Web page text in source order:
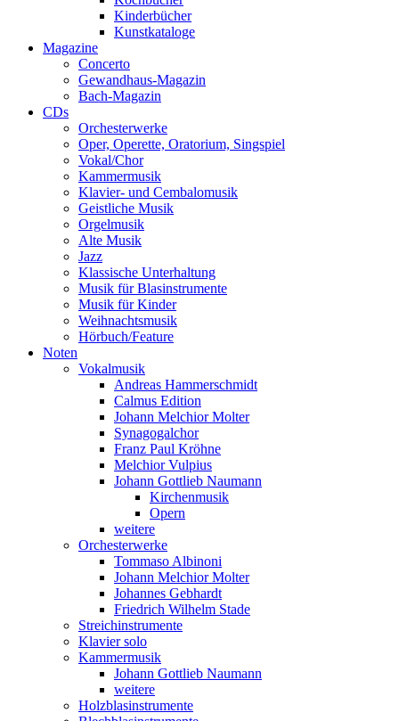
Kinderbücher
Kunstkataloge
Magazine
Concerto
Gewandhaus-Magazin
Bach-Magazin
CDs
Orchesterwerke
Oper, Operette, Oratorium, Singspiel
Vokal/Chor
Kammermusik
Klavier- und Cembalomusik
Geistliche Musik
Orgelmusik
Alte Musik
Jazz
Klassische Unterhaltung
Musik für Blasinstrumente
Musik für Kinder
Weihnachtsmusik
Hörbuch/Feature
Noten
Vokalmusik
Andreas Hammerschmidt
Calmus Edition
Johann Melchior Molter
Synagogalchor
Franz Paul Kröhne
Melchior Vulpius
Johann Gottlieb Naumann
Kirchenmusik
Opern
weitere
Orchesterwerke
Tommaso Albinoni
Johann Melchior Molter
Johannes Gebhardt
Friedrich Wilhelm Stade
Streichinstrumente
Klavier solo
Kammermusik
Johann Gottlieb Naumann
weitere
Holzblasinstrumente